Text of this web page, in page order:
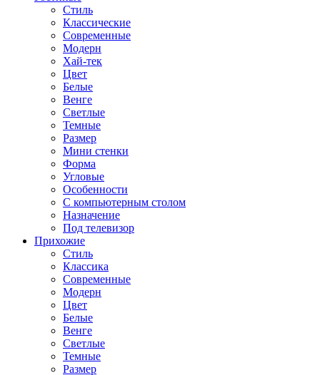
Стиль
Классические
Современные
Модерн
Хай-тек
Цвет
Белые
Венге
Светлые
Темные
Размер
Мини стенки
Форма
Угловые
Особенности
С компьютерным столом
Назначение
Под телевизор
Прихожие
Стиль
Классика
Современные
Модерн
Цвет
Белые
Венге
Светлые
Темные
Размер